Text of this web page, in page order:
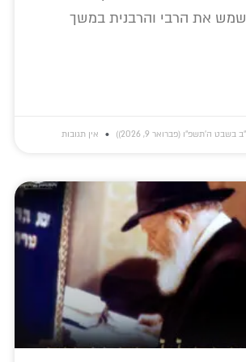
את הרבי והרבנית במשך
ה׳תשפ״ו (פברואר 9, 2026)) אין תגובות